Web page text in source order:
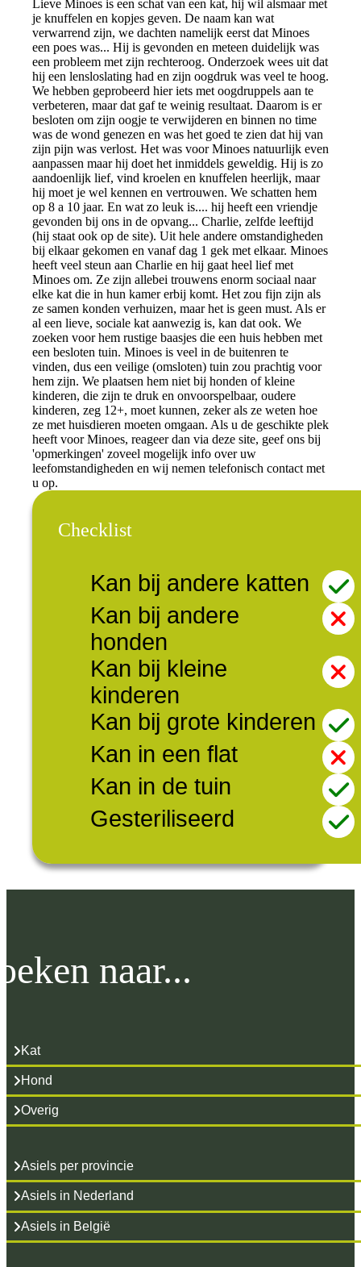
Lieve Minoes is een schat van een kat, hij wil alsmaar met
je knuffelen en kopjes geven. De naam kan wat
verwarrend zijn, we dachten namelijk eerst dat Minoes
een poes was... Hij is gevonden en meteen duidelijk was
een probleem met zijn rechteroog. Onderzoek wees uit dat
hij een lensloslating had en zijn oogdruk was veel te hoog.
We hebben geprobeerd hier iets met oogdruppels aan te
verbeteren, maar dat gaf te weinig resultaat. Daarom is er
besloten om zijn oogje te verwijderen en binnen no time
was de wond genezen en was het goed te zien dat hij van
zijn pijn was verlost. Het was voor Minoes natuurlijk even
aanpassen maar hij doet het inmiddels geweldig. Hij is zo
aandoenlijk lief, vind kroelen en knuffelen heerlijk, maar
hij moet je wel kennen en vertrouwen. We schatten hem
op 8 a 10 jaar. En wat zo leuk is.... hij heeft een vriendje
gevonden bij ons in de opvang... Charlie, zelfde leeftijd
(hij staat ook op de site). Uit hele andere omstandigheden
bij elkaar gekomen en vanaf dag 1 gek met elkaar. Minoes
heeft veel steun aan Charlie en hij gaat heel lief met
Minoes om. Ze zijn allebei trouwens enorm sociaal naar
elke kat die in hun kamer erbij komt. Het zou fijn zijn als
ze samen konden verhuizen, maar het is geen must. Als er
al een lieve, sociale kat aanwezig is, kan dat ook. We
zoeken voor hem rustige baasjes die een huis hebben met
een besloten tuin. Minoes is veel in de buitenren te
vinden, dus een veilige (omsloten) tuin zou prachtig voor
hem zijn. We plaatsen hem niet bij honden of kleine
kinderen, die zijn te druk en onvoorspelbaar, oudere
kinderen, zeg 12+, moet kunnen, zeker als ze weten hoe
ze met huisdieren moeten omgaan. Als u de geschikte plek
heeft voor Minoes, reageer dan via deze site, geef ons bij
'opmerkingen' zoveel mogelijk info over uw
leefomstandigheden en wij nemen telefonisch contact met
u op.
Checklist
Kan bij andere katten
Kan bij andere
honden
Kan bij kleine
kinderen
Kan bij grote kinderen
Kan in een flat
Kan in de tuin
Gesteriliseerd
naar...
Kat
Hond
Overig
Asiels per provincie
Asiels in Nederland
Asiels in België